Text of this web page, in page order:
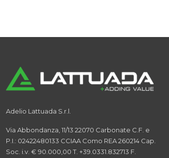
Adelio Lattuada S.r.l.
Via Abbondanza, 11/13 22070 Carbonate C.F. e
P.I.: 02422480133 CCIAA Como REA 260214 Cap.
Soc. i.v. € 90.000,00 T. +39.0331.832713 F.